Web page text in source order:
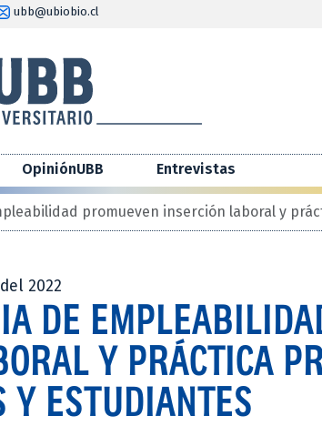
ubb@ubiobio.cl
OpiniónUBB Entrevistas
promueven inserción laboral y
2022
DE
Y PRÁCTICA
Y ESTUDIANTES